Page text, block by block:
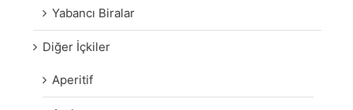
Yabancı Biralar
Diğer İçkiler
Aperitif